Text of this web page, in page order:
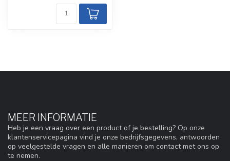
MEER INFORMATIE
Heb je een vraag over een product of je bestelling? Op onze
klantenservicepagina vind je onze bedrijfsgegevens, antwoorden
op veelgestelde vragen en alle manieren om contact met ons op
te nemen.